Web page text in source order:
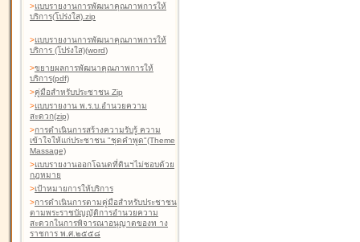
>แบบรายงานการพัฒนาคุณภาพการให้
บริการ(โปร่งใส).zip
>แบบรายงานการพัฒนาคุณภาพการให้
บริการ (โปร่งใส)(word)
>ขยายผลการพัฒนาคุณภาพการให้
บริการ(pdf)
>คู่มือสำหรับประชาชน Zip
>แบบรายงาน พ.ร.บ.อำนวยความ
สะดวก(zip)
>การดำเนินการสร้างความรับรู้ ความ
เข้าใจให้แก่ประชาชน "ชุดคำพูด"(Theme
Massage)
>แบบรายงานออกโฉนดที่ดินฯไม่ชอบด้วย
กฎหมาย
>เป้าหมายการให้บริการ
>การดำเนินการตามคู่มือสำหรับประชาชน
ตามพระราชบัญญัติการอำนวยความ
สะดวกในการพิจารณาอนุญาตของท าง
ราชการ พ.ศ.๒๕๕๘